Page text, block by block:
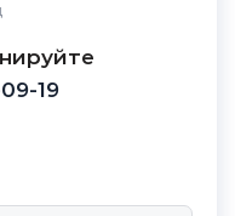
19